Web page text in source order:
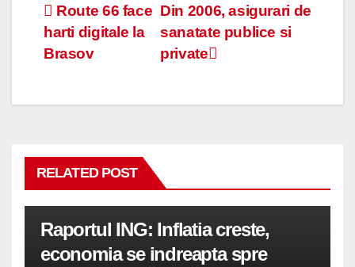
Navigare
în
Din 2006, asigurari de
sanatate publice si
private
Route 66 face
harti digitale la
Brasov
RELATED POST
Raportul ING: Inflatia creste,
economia se indreapta spre